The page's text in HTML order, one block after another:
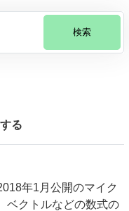
検索
る
年1月公開のマイク
ベクトルなどの数式の